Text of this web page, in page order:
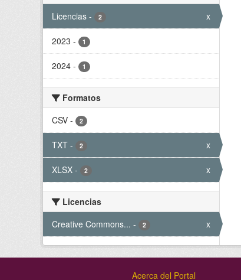
Licencias - 2 x
2023 - 1
2024 - 1
Formatos
CSV - 2
TXT - 2 x
XLSX - 2 x
Licencias
Creative Commons... - 2 x
Acerca del Portal